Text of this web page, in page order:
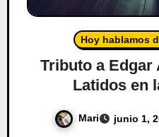
Hoy hablamos
Tributo a Edgar
Latidos en
Mari junio 1,